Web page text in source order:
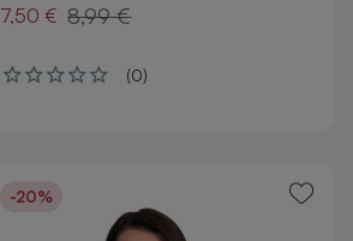
7,50 € 8,99 €
(0)
-20%